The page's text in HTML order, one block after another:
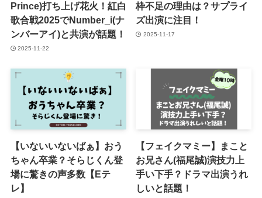
Prince)打ち上げ花火！紅白
歌合戦2025でNumber_i(ナ
ンバーアイ)と共演が話題！
2025-11-22
枠不足の理由は？サプライ
ズ出演に注目！
2025-11-17
【いないいないばぁ】おう
ちゃん卒業？そらじくん登
場に驚きの声多数【Eテ
レ】
【フェイクマミー】まこと
お兄さん(福尾誠)演技力上
手い下手？ドラマ出演うれ
しいと話題！